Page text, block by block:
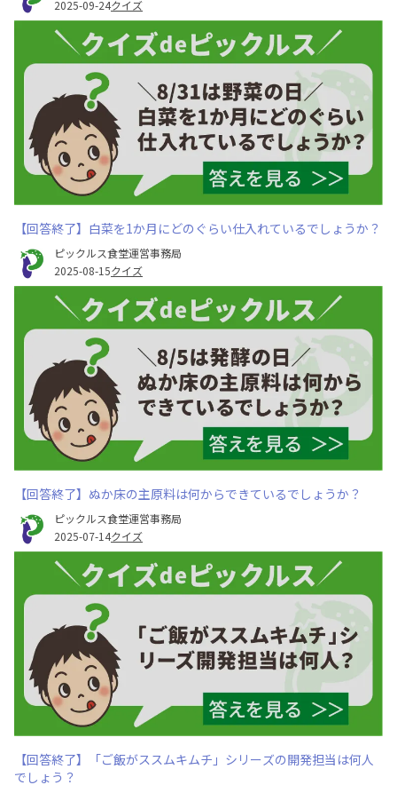
2025-09-24クイズ
【回答終了】白菜を1か月にどのぐらい仕入れているでしょうか？
ピックルス食堂運営事務局
2025-08-15クイズ
【回答終了】ぬか床の主原料は何からできているでしょうか？
ピックルス食堂運営事務局
2025-07-14クイズ
【回答終了】「ご飯がススムキムチ」シリーズの開発担当は何人
でしょう？